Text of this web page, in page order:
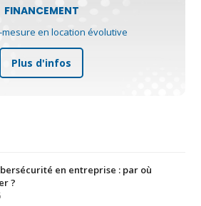
FINANCEMENT
en location évolutive
Plus d'infos
en entreprise : par où
?